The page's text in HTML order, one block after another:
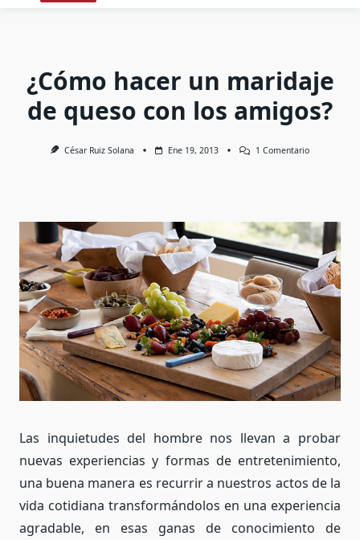
¿Cómo hacer un maridaje
de queso con los amigos?
César Ruiz Solana Ene 19, 2013 1 ComentarioEn
Queso
Con
Los
Amigos?
Las inquietudes del hombre nos llevan a probar
nuevas experiencias y formas de entretenimiento,
una buena manera es recurrir a nuestros actos de la
vida cotidiana transformándolos en una experiencia
agradable, en esas ganas de conocimiento de